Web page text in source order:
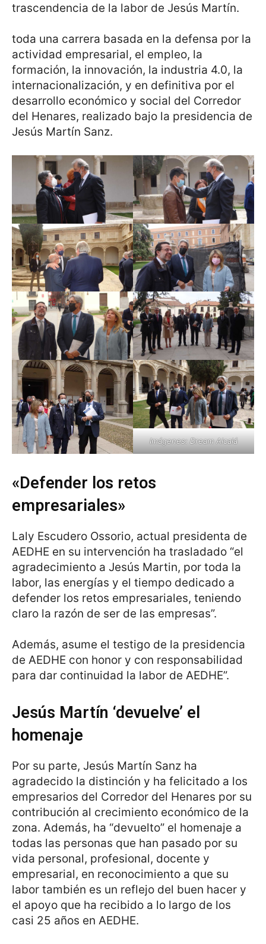
trascendencia de la labor de Jesús Martín.
toda una carrera basada en la defensa por la
actividad empresarial, el empleo, la
formación, la innovación, la industria 4.0, la
internacionalización, y en definitiva por el
desarrollo económico y social del Corredor
del Henares, realizado bajo la presidencia de
Jesús Martín Sanz.
Imágenes: Dream Alcalá
«Defender los retos
empresariales»
Laly Escudero Ossorio, actual presidenta de
AEDHE en su intervención ha trasladado “el
agradecimiento a Jesús Martin, por toda la
labor, las energías y el tiempo dedicado a
defender los retos empresariales, teniendo
claro la razón de ser de las empresas”.
Además, asume el testigo de la presidencia
de AEDHE con honor y con responsabilidad
para dar continuidad la labor de AEDHE”.
Jesús Martín ‘devuelve’ el
homenaje
Por su parte, Jesús Martín Sanz ha
agradecido la distinción y ha felicitado a los
empresarios del Corredor del Henares por su
contribución al crecimiento económico de la
zona. Además, ha “devuelto” el homenaje a
todas las personas que han pasado por su
vida personal, profesional, docente y
empresarial, en reconocimiento a que su
labor también es un reflejo del buen hacer y
el apoyo que ha recibido a lo largo de los
casi 25 años en AEDHE.